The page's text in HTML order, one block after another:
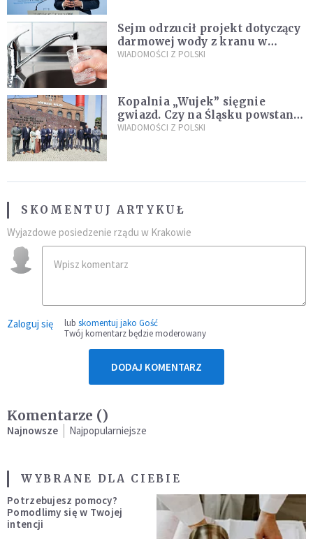
Sejm odrzucił projekt dotyczący
darmowej wody z kranu w
restauracjach
WIADOMOŚCI Z POLSKI
Kopalnia „Wujek” sięgnie
gwiazd. Czy na Śląsku powstanie
„Dolina Krzemowa”?
WIADOMOŚCI Z POLSKI
SKOMENTUJ ARTYKUŁ
Wyjazdowe posiedzenie rządu w Krakowie
Zaloguj się lub skomentuj jako Gość
Twój komentarz będzie moderowany
DODAJ KOMENTARZ
Komentarze ()
Najnowsze Najpopularniejsze
WYBRANE DLA CIEBIE
Potrzebujesz pomocy?
Pomodlimy się w Twojej
intencji